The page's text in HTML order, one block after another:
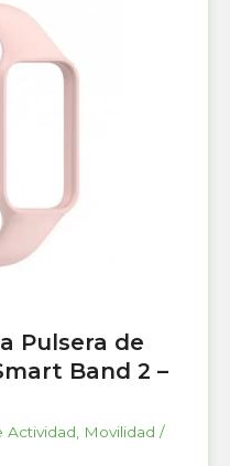
Pulsera de
Band 2 –
Actividad, Movilidad /